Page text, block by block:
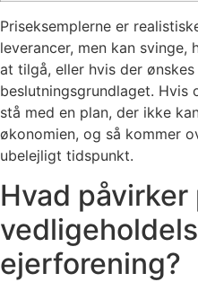
Priseksemplerne er
leverancer, men kan svinge,
at tilgå, eller hvis der
beslutningsgrundlaget. Hvis
stå med en plan, der ikke
økonomien, og så kommer
ubelejligt tidspunkt.
Hvad påvirker
ejerforening?